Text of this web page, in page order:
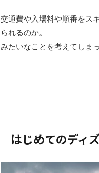
交通費や入場料や順番をス
られるのか。
みたいなことを考えてしま
はじめてのディ